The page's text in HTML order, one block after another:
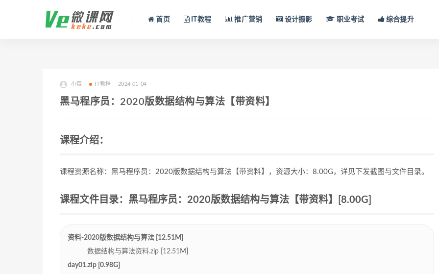
首页 IT教程 推广营销 设计摄影 职业考试 综合提升
小薇 IT教程 2024-01-04
黑马程序员：2020版数据结构与算法【带资料】
课程介绍：
课程资源名称：黑马程序员：2020版数据结构与算法【带资料】，资源大小：8.00G，详见下发截图与文件目录。
课程文件目录：黑马程序员：2020版数据结构与算法【带资料】[8.00G]
资料-2020版数据结构与算法 [12.51M]
数据结构与算法资料.zip [12.51M]
day01.zip [0.98G]